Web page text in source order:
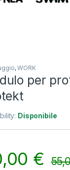
,WORK
per
Disponibile
€